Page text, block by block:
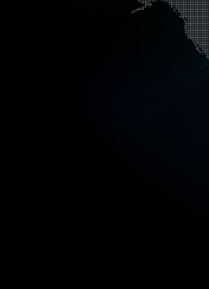
led,
économie